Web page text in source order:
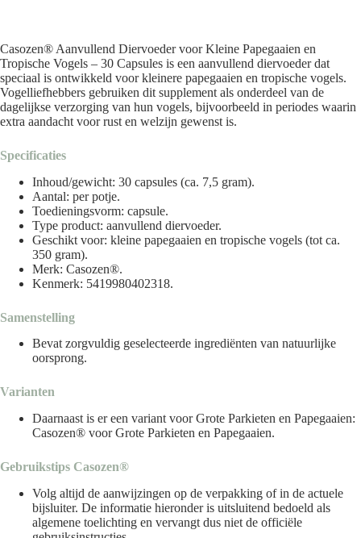
Casozen® Aanvullend Diervoeder voor Kleine Papegaaien en
Tropische Vogels – 30 Capsules is een aanvullend diervoeder dat
speciaal is ontwikkeld voor kleinere papegaaien en tropische vogels.
Vogelliefhebbers gebruiken dit supplement als onderdeel van de
dagelijkse verzorging van hun vogels, bijvoorbeeld in periodes waarin
extra aandacht voor rust en welzijn gewenst is.
Specificaties
Inhoud/gewicht: 30 capsules (ca. 7,5 gram).
Aantal: per potje.
Toedieningsvorm: capsule.
Type product: aanvullend diervoeder.
Geschikt voor: kleine papegaaien en tropische vogels (tot ca.
350 gram).
Merk: Casozen®.
Kenmerk: 5419980402318.
Samenstelling
Bevat zorgvuldig geselecteerde ingrediënten van natuurlijke
oorsprong.
Varianten
Daarnaast is er een variant voor Grote Parkieten en Papegaaien:
Casozen® voor Grote Parkieten en Papegaaien.
Gebruikstips Casozen®
Volg altijd de aanwijzingen op de verpakking of in de actuele
bijsluiter. De informatie hieronder is uitsluitend bedoeld als
algemene toelichting en vervangt dus niet de officiële